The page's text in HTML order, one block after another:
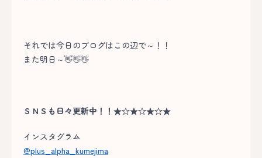
それでは今日のブログはこの辺で～！！
また明日～👋👋👋
ＳＮＳも日々更新中！！★☆★☆★☆★
インスタグラム
@plus_alpha_kumejima